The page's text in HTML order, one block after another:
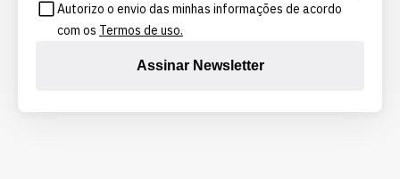
Autorizo o envio das minhas informações de acordo
com os Termos de uso.
Assinar Newsletter